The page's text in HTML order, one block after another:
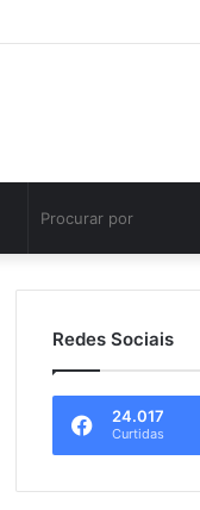
Redes Sociais
24.017
Curtidas